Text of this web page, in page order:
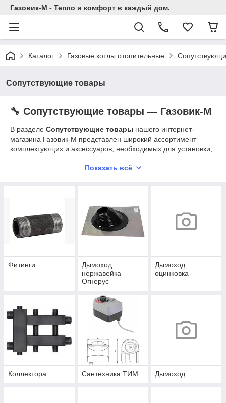
Газовик-М - Тепло и комфорт в каждый дом.
Каталог Газовые котлы отопительные
Сопутствующие товары
🔧 Сопутствующие товары — Газовик-М
В разделе Сопутствующие товары нашего интернет-
магазина Газовик-М представлен широкий ассортимент
комплектующих и аксессуаров, необходимых для установки,
Мы собрали товары от надёжных производителей, которые
Показать всё
Фитинги
Дымоход
нержавейка
Огнерус
Дымоход
оцинковка
Коллектора Сантехника ТИМ Дымоход